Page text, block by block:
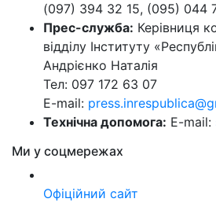
(097) 394 32 15, (095) 044
Прес-служба: Керівниця
відділу Інституту
Андрієнко Наталія
Тел: 097 172 63 07
E-mail:
Технічна допомога: E-mail:
Ми у соцмережах
Офіційний сайт